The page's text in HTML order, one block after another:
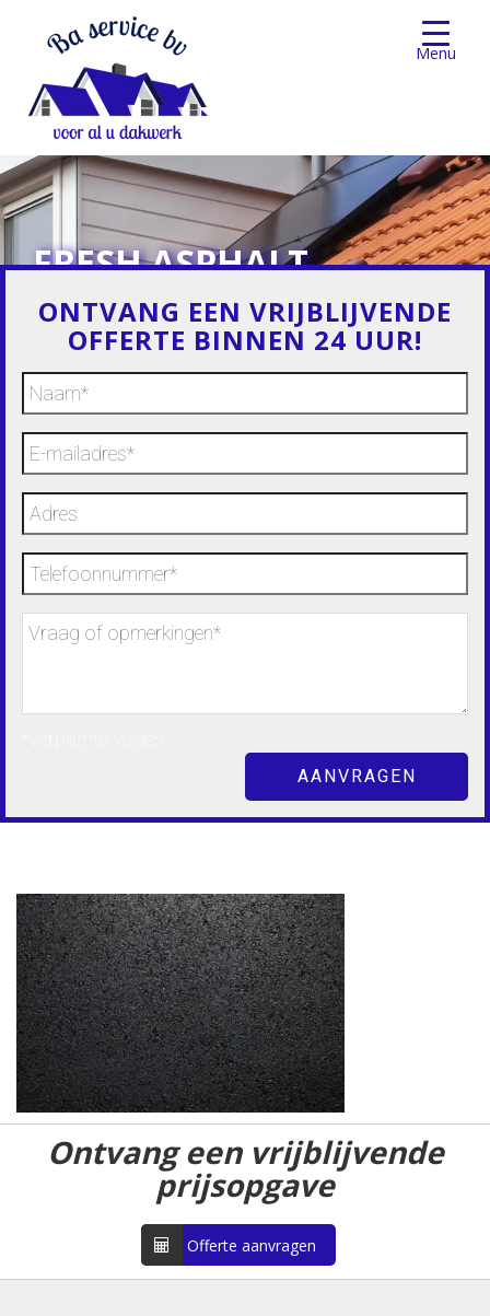
FRESH ASPHALT
BACKGROUND
ONTVANG EEN VRIJBLIJVENDE
OFFERTE BINNEN 24 UUR!
Ontvang een vrijblijvende
prijsopgave
Offerte aanvragen
Menu